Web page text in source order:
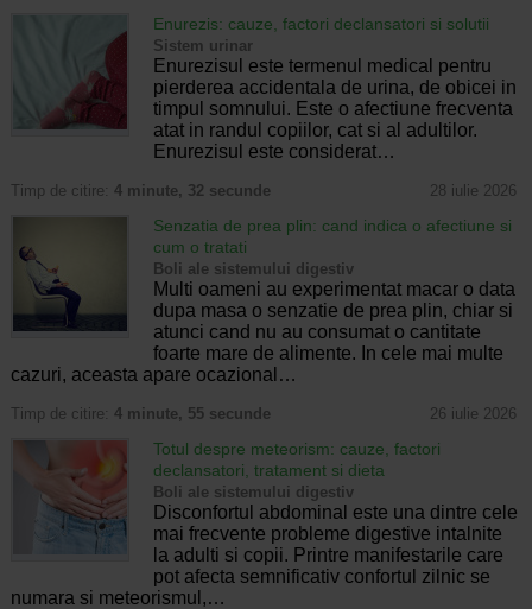
Enurezis: cauze, factori declansatori si solutii
Sistem urinar
Enurezisul este termenul medical pentru
pierderea accidentala de urina, de obicei in
timpul somnului. Este o afectiune frecventa
atat in randul copiilor, cat si al adultilor.
Enurezisul este considerat…
Timp de citire: 4 minute, 32 secunde 28 iulie 2026
Senzatia de prea plin: cand indica o afectiune si
cum o tratati
Boli ale sistemului digestiv
Multi oameni au experimentat macar o data
dupa masa o senzatie de prea plin, chiar si
atunci cand nu au consumat o cantitate
foarte mare de alimente. In cele mai multe
cazuri, aceasta apare ocazional…
Timp de citire: 4 minute, 55 secunde 26 iulie 2026
Totul despre meteorism: cauze, factori
declansatori, tratament si dieta
Boli ale sistemului digestiv
Disconfortul abdominal este una dintre cele
mai frecvente probleme digestive intalnite
la adulti si copii. Printre manifestarile care
pot afecta semnificativ confortul zilnic se
numara si meteorismul,…